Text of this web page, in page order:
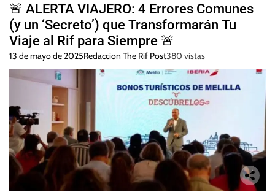
🚨 ALERTA VIAJERO: 4 Errores Comunes
(y un ‘Secreto’) que Transformarán Tu
Viaje al Rif para Siempre 🚨
13 de mayo de 2025Redaccion The Rif Post380 vistas